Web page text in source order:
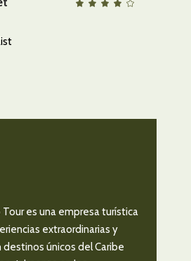
es una empresa turística
extraordinarias y
únicos del Caribe